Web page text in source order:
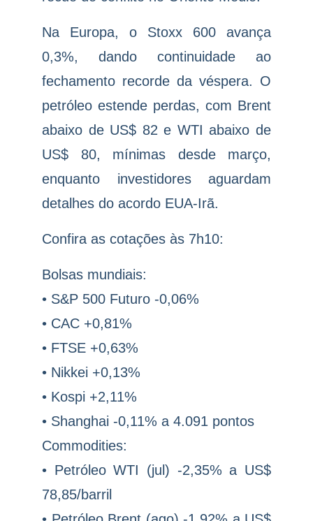
Na Europa, o Stoxx 600 avança
0,3%, dando continuidade ao
fechamento recorde da véspera. O
petróleo estende perdas, com Brent
abaixo de US$ 82 e WTI abaixo de
US$ 80, mínimas desde março,
enquanto investidores aguardam
detalhes do acordo EUA-Irã.
Confira as cotações às 7h10:
Bolsas mundiais:
• S&P 500 Futuro -0,06%
• CAC +0,81%
• FTSE +0,63%
• Nikkei +0,13%
• Kospi +2,11%
• Shanghai -0,11% a 4.091 pontos
Commodities:
• Petróleo WTI (jul) -2,35% a US$
78,85/barril